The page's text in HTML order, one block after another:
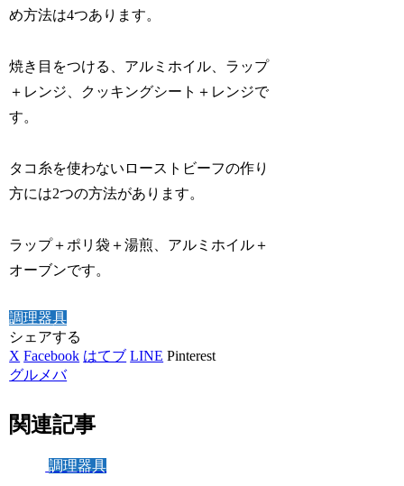
め方法は4つあります。
焼き目をつける、アルミホイル、ラップ
＋レンジ、クッキングシート＋レンジで
す。
タコ糸を使わないローストビーフの作り
方には2つの方法があります。
ラップ＋ポリ袋＋湯煎、アルミホイル＋
オーブンです。
調理器具
シェアする
X Facebook はてブ LINE Pinterest
グルメバ
関連記事
調理器具